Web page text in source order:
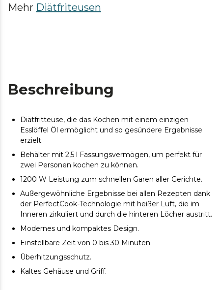
Mehr Diätfriteusen
Beschreibung
Diätfritteuse, die das Kochen mit einem einzigen
Esslöffel Öl ermöglicht und so gesündere Ergebnisse
erzielt.
Behälter mit 2,5 l Fassungsvermögen, um perfekt für
zwei Personen kochen zu können.
1200 W Leistung zum schnellen Garen aller Gerichte.
Außergewöhnliche Ergebnisse bei allen Rezepten dank
der PerfectCook-Technologie mit heißer Luft, die im
Inneren zirkuliert und durch die hinteren Löcher austritt.
Modernes und kompaktes Design.
Einstellbare Zeit von 0 bis 30 Minuten.
Überhitzungsschutz.
Kaltes Gehäuse und Griff.